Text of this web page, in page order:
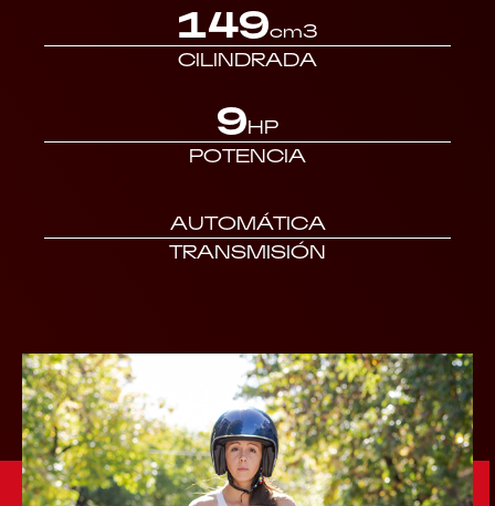
149cm3
CILINDRADA
9HP
POTENCIA
AUTOMÁTICA
TRANSMISIÓN